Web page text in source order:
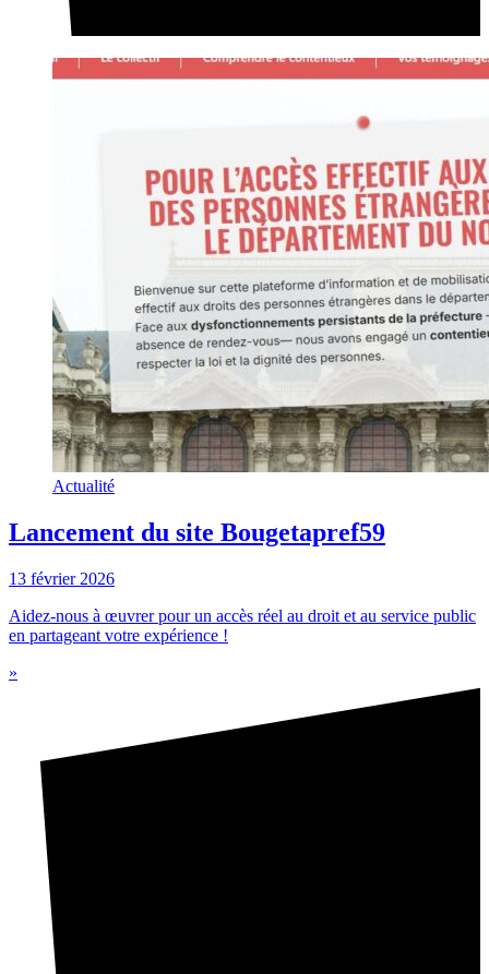
Actualité
Lancement du site Bougetapref59
13 février 2026
Aidez-nous à œuvrer pour un accès réel au droit et au service public
en partageant votre expérience !
»